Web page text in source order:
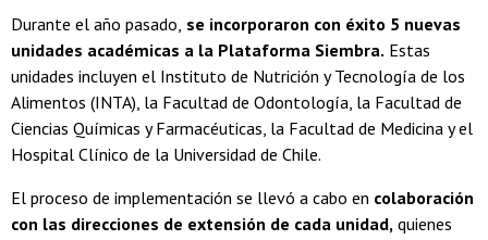
Durante el año pasado, se incorporaron con éxito 5 nuevas
unidades académicas a la Plataforma Siembra. Estas
unidades incluyen el Instituto de Nutrición y Tecnología de los
Alimentos (INTA), la Facultad de Odontología, la Facultad de
Ciencias Químicas y Farmacéuticas, la Facultad de Medicina y el
Hospital Clínico de la Universidad de Chile.
El proceso de implementación se llevó a cabo en colaboración
con las direcciones de extensión de cada unidad, quienes